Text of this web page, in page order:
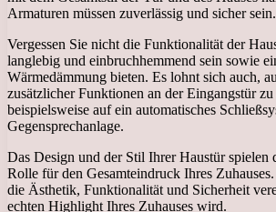
Armaturen müssen zuverlässig und sicher sein.
Vergessen Sie nicht die Funktionalität der
langlebig und einbruchhemmend sein sowie
Wärmedämmung bieten. Es lohnt sich auch,
zusätzlicher Funktionen an der Eingangstür zu
beispielsweise auf ein automatisches
Gegensprechanlage.
Das Design und der Stil Ihrer Haustür spielen
Rolle für den Gesamteindruck Ihres
die Ästhetik, Funktionalität und Sicherheit
echten Highlight Ihres Zuhauses wird.